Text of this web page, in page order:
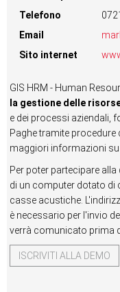
Telefono
Email
Sito internet
GIS HRM - Human
la gestione delle
e dei processi aziendali,
Paghe tramite
maggiori informazioni su
Per poter partecipare
di un computer dotato di
casse acustiche.
è necessario per l'invio
verrà comunicato prima
ISCRIVITI ALLA DEMO